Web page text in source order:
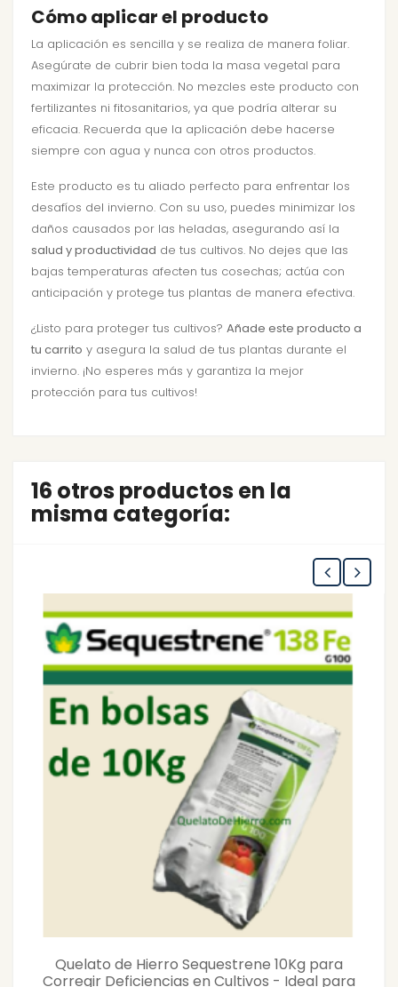
Cómo aplicar el producto
La aplicación es sencilla y se realiza de manera foliar.
Asegúrate de cubrir bien toda la masa vegetal para
maximizar la protección. No mezcles este producto con
fertilizantes ni fitosanitarios, ya que podría alterar su
eficacia. Recuerda que la aplicación debe hacerse
siempre con agua y nunca con otros productos.
Este producto es tu aliado perfecto para enfrentar los
desafíos del invierno. Con su uso, puedes minimizar los
daños causados por las heladas, asegurando así la
salud y productividad de tus cultivos. No dejes que las
bajas temperaturas afecten tus cosechas; actúa con
anticipación y protege tus plantas de manera efectiva.
¿Listo para proteger tus cultivos? Añade este producto a
tu carrito y asegura la salud de tus plantas durante el
invierno. ¡No esperes más y garantiza la mejor
protección para tus cultivos!
16 otros productos en la
misma categoría:
Quelato de Hierro Sequestrene 10Kg para
Corregir Deficiencias en Cultivos - Ideal para